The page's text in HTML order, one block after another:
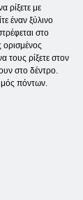
ρίξετε με
έναν ξύλινο
στο
ορισμένος
τους ρίξετε στον
στο δέντρο.
πόντων.